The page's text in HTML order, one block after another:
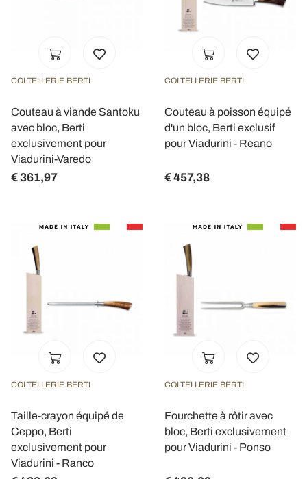
COLTELLERIE BERTI
Couteau à viande Santoku
avec bloc, Berti
exclusivement pour
Viadurini-Varedo
€ 361,97
COLTELLERIE BERTI
Couteau à poisson équipé
d'un bloc, Berti exclusif
pour Viadurini - Reano
€ 457,38
COLTELLERIE BERTI
Taille-crayon équipé de
Ceppo, Berti
exclusivement pour
Viadurini - Ranco
COLTELLERIE BERTI
Fourchette à rôtir avec
bloc, Berti exclusivement
pour Viadurini - Ponso